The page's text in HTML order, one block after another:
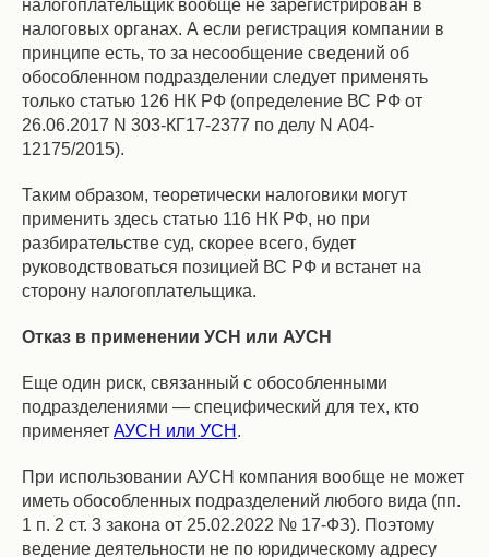
налогоплательщик вообще не зарегистрирован в
налоговых органах. А если регистрация компании в
принципе есть, то за несообщение сведений об
обособленном подразделении следует применять
только статью 126 НК РФ (определение ВС РФ от
26.06.2017 N 303-КГ17-2377 по делу N А04-
12175/2015).
Таким образом, теоретически налоговики могут
применить здесь статью 116 НК РФ, но при
разбирательстве суд, скорее всего, будет
руководствоваться позицией ВС РФ и встанет на
сторону налогоплательщика.
Отказ в применении УСН или АУСН
Еще один риск, связанный с обособленными
подразделениями — специфический для тех, кто
применяет АУСН или УСН .
При использовании АУСН компания вообще не может
иметь обособленных подразделений любого вида (пп.
1 п. 2 ст. 3 закона от 25.02.2022 № 17-ФЗ). Поэтому
ведение деятельности не по юридическому адресу